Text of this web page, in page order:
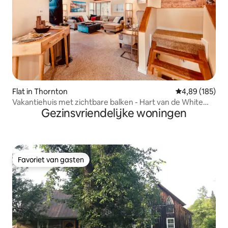
Flat in Thornton Gemiddelde
4,89 (185)
Vakantiehuis met zichtbare balken - Hart van de White
Mountains in New Hampshire
Gezinsvriendelijke woningen
Favoriet van gasten
Favoriet van gasten